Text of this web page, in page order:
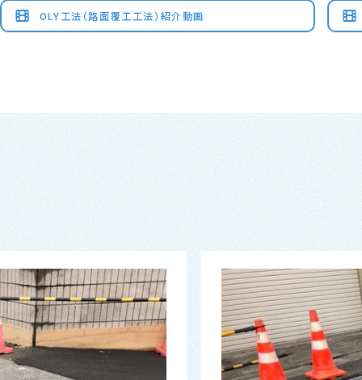
OLY工法（路面覆工工法）紹介動画